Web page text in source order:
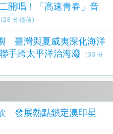
開唱！「高速青春」音
(28 分鐘前)
臺灣與夏威夷深化海洋
手跨太平洋治海廢
(33 分
發展熱點鎖定澳印星